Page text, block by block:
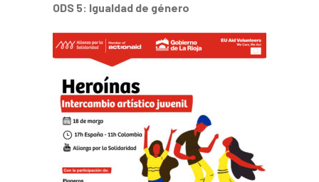
ODS 5: Igualdad de género